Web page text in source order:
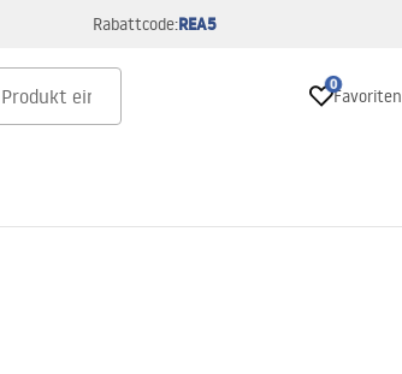
Rabattcode:REA5
0
Favoriten